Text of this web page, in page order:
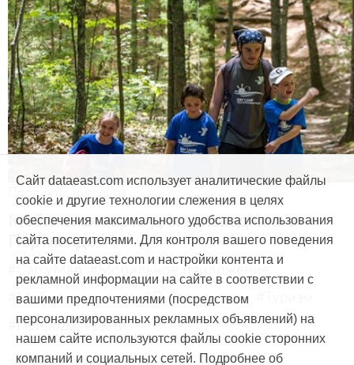
Продукты и услуги
Мобильная карта для заповедника в
Портленде
#CarryMap #Мобильное приложение
#Мобильная карта #Путеводитель
#Природа #Дети
Сайт dataeast.com использует аналитические файлы
cookie и другие технологии слежения в целях
обеспечения максимального удобства использования
сайта посетителями. Для контроля вашего поведения
на сайте dataeast.com и настройки контента и
рекламной информации на сайте в соответствии с
вашими предпочтениями (посредством
персонализированных рекламных объявлений) на
нашем сайте используются файлы cookie сторонних
компаний и социальных сетей. Подробнее об